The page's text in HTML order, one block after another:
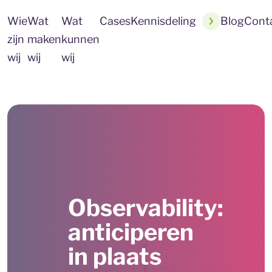
Wie
zijn
wij
Wat
maken
wij
Wat
kunnen
wij
CasesKennisdeling Blog
Observability:
anticiperen
in plaats